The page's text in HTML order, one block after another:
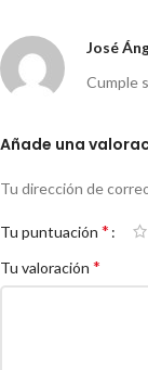
José
Cumple
Añade una
Tu dirección de
Tu puntuación *
Tu valoración *